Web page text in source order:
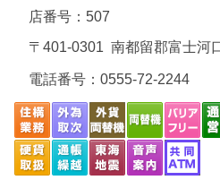
店番号：507
〒401-0301 南都留郡富士河
電話番号： 0555-72-2244